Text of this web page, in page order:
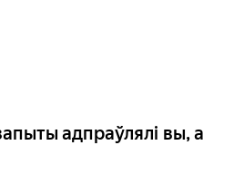
адпраўлялі вы, а